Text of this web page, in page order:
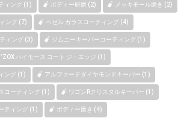
ィング (1) ボディー研磨 (2) メッキモール磨き (2)
ング (7) ベゼル ガラスコーティング (4)
ィング (3) ジムニーキーパーコーティング (1)
ハイモース コート ジ・エッジ (1)
ング (1) アルファードダイヤモンドキーパー (1)
コーティング (1) ワゴンRクリスタルキーパー (1)
ティング (1) ボディー磨き (4)